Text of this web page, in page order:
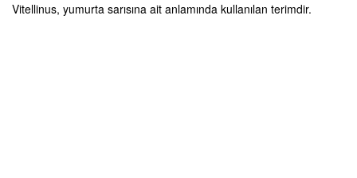
Vitellinus, yumurta sarısına ait anlamında kullanılan terimdir.